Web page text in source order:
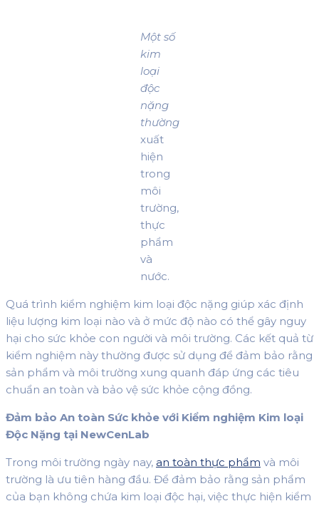
Một số
kim
loại
độc
nặng
thường
xuất
hiện
trong
môi
trường,
thực
phẩm
và
nước.
Quá trình kiểm nghiệm kim loại độc nặng giúp xác định
liệu lượng kim loại nào và ở mức độ nào có thể gây nguy
hại cho sức khỏe con người và môi trường. Các kết quả từ
kiểm nghiệm này thường được sử dụng để đảm bảo rằng
sản phẩm và môi trường xung quanh đáp ứng các tiêu
chuẩn an toàn và bảo vệ sức khỏe cộng đồng.
Đảm bảo An toàn Sức khỏe với Kiểm nghiệm Kim loại
Độc Nặng tại NewCenLab
Trong môi trường ngày nay, an toàn thực phẩm và môi
trường là ưu tiên hàng đầu. Để đảm bảo rằng sản phẩm
của bạn không chứa kim loại độc hại, việc thực hiện kiểm